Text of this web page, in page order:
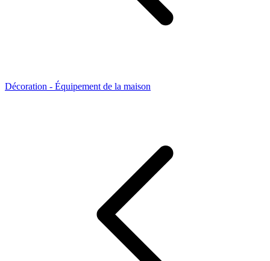
Décoration - Équipement de la maison